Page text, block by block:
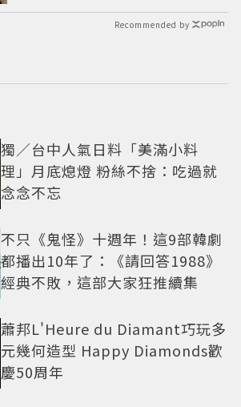
Recommended by
獨／台中人氣日料「美滿小料
理」月底熄燈 粉絲不捨：吃過就
念念不忘
不只《鬼怪》十週年！這9部韓劇
都播出10年了：《請回答1988》
經典不敗，這部大家狂推續集
蕭邦L'Heure du Diamant巧玩多
元幾何造型 Happy Diamonds歡
慶50周年